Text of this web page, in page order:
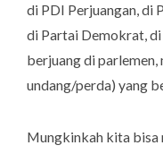
di PDI Perjuangan, di
di Partai Demokrat,
berjuang di
undang/perda) yang
Mungkinkah kita bisa